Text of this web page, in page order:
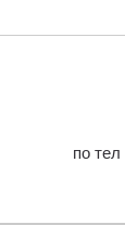
по тел